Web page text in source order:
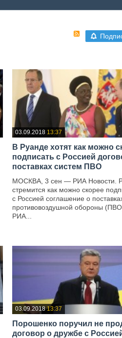
03.09.2018 13:37
В Руанде хотят как можно
подписать с Россией
поставках систем ПВО
МОСКВА, 3 сен — РИА Новости.
стремится как можно скорее
с Россией соглашение о
противовоздушной обороны
РИА...
03.09.2018 13:37
Порошенко поручил не
договор о дружбе с